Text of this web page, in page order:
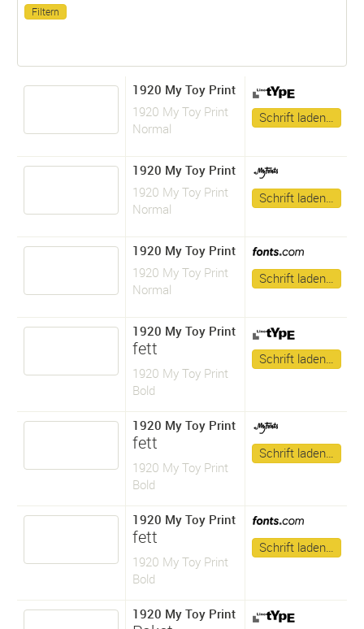
1920 My Toy Print
1920 My Toy Print
Normal
Schrift laden…
1920 My Toy Print
1920 My Toy Print
Normal
Schrift laden…
1920 My Toy Print
1920 My Toy Print
Normal
Schrift laden…
1920 My Toy Print
fett
1920 My Toy Print
Bold
Schrift laden…
1920 My Toy Print
fett
1920 My Toy Print
Bold
Schrift laden…
1920 My Toy Print
fett
1920 My Toy Print
Bold
Schrift laden…
1920 My Toy Print